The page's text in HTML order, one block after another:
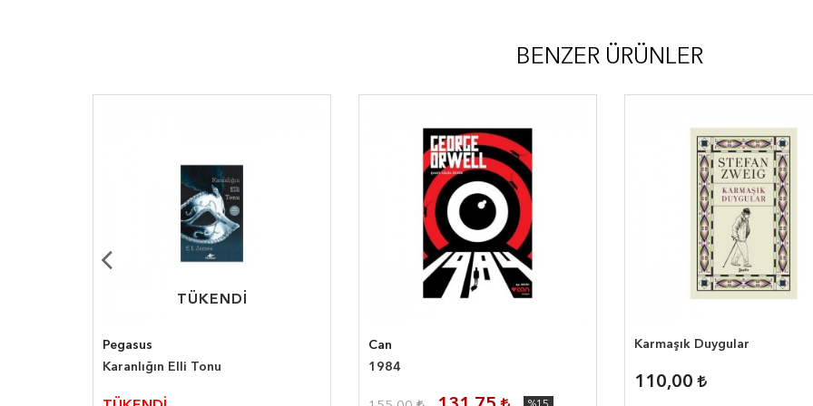
BENZER ÜRÜNLER
TÜKENDİ
TÜKENDİ
Pegasus
Karanlığın Elli Tonu
Can
1984
Karmaşık Duygular
110,00